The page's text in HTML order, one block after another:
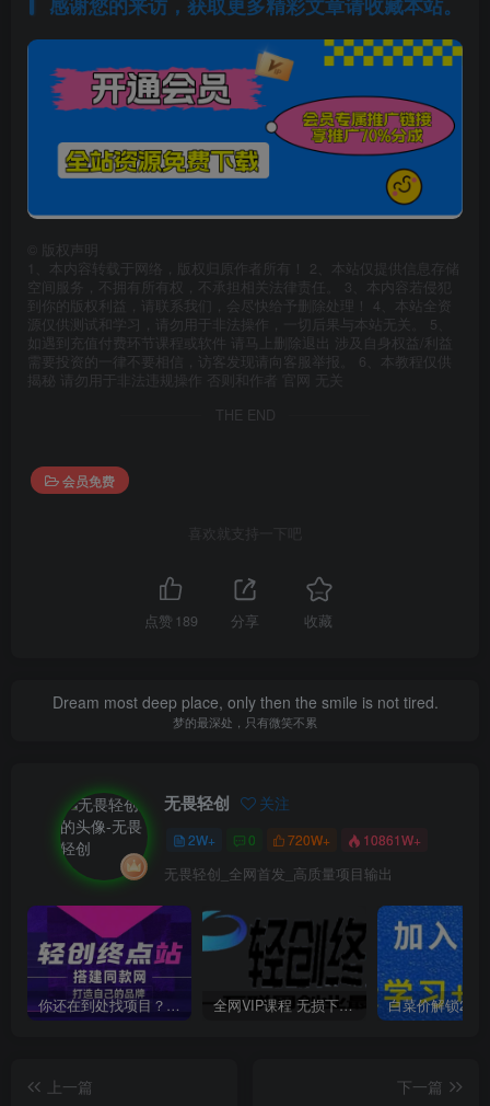
版权声明
1、本内容转载于网络，版权归原作者所有！ 2、本站仅提供信息存储
空间服务，不拥有所有权，不承担相关法律责任。 3、本内容若侵犯
到你的版权利益，请联系我们，会尽快给予删除处理！ 4、本站全资
源仅供测试和学习，请勿用于非法操作，一切后果与本站无关。 5、
如遇到充值付费环节课程或软件 请马上删除退出 涉及自身权益/利益
需要投资的一律不要相信，访客发现请向客服举报。 6、本教程仅供
揭秘 请勿用于非法违规操作 否则和作者 官网 无关
THE END
会员免费
喜欢就支持一下吧
点赞 189 分享 收藏
Dream most deep place, only then the smile is not tired.
梦的最深处，只有微笑不累
无畏轻创 关注
2W+ 0 720W+ 10861W+
无畏轻创_全网首发_高质量项目输出
你还在到处找项目？还在当韭菜？我靠卖项目一个月收入5万+，曾经我也是个失败者。 全网VIP课程 无损下载~
上一篇
下一篇